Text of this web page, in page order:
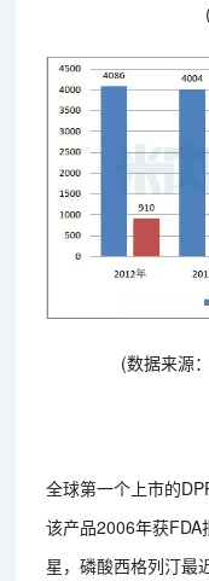
(数据来源
全球第一个上市的
该产品2006年获
星，磷酸西格列汀最